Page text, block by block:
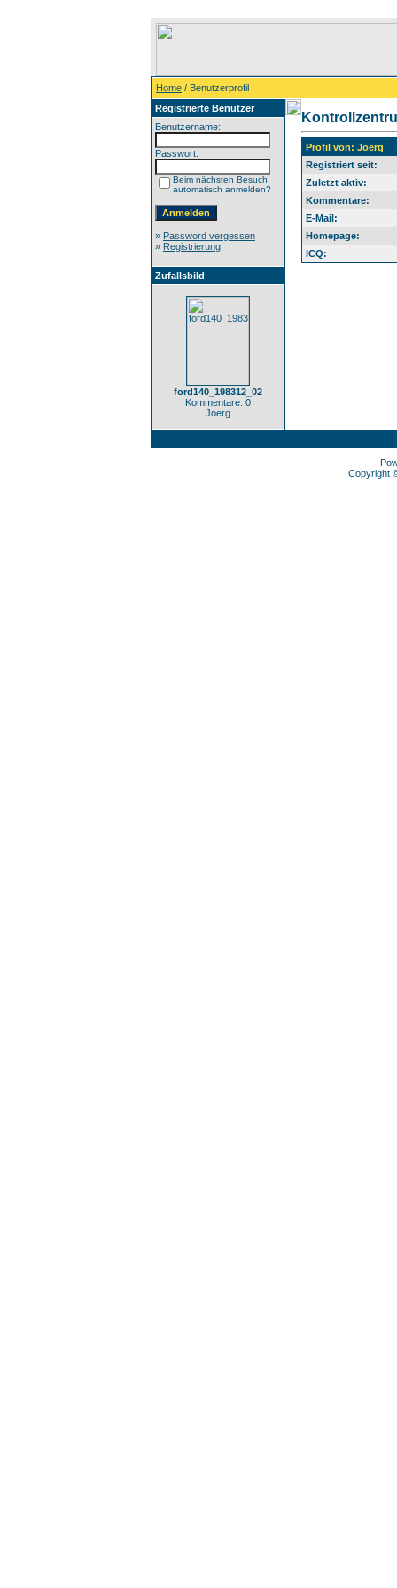
Home / Benutzerprofil
Registrierte Benutzer
Benutzername:
Passwort:
Beim nächsten Besuch
automatisch anmelden?
» Password vergessen
» Registrierung
Zufallsbild
ford140_198312_02
Kommentare: 0
Joerg
Profil von: Joerg
Registriert seit:
Zuletzt aktiv:
Kommentare:
E-Mail:
Homepage:
ICQ:
Copyright